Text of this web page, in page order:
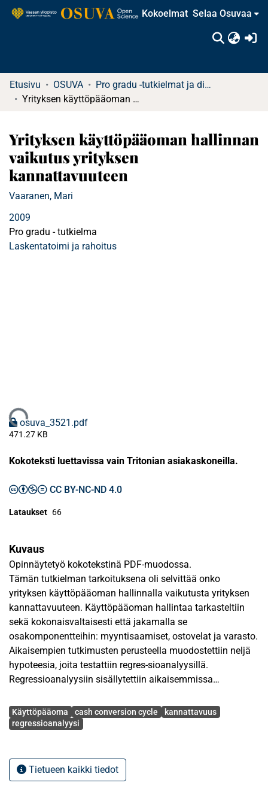
Kokoelmat Selaa Osuvaa
Etusivu OSUVA
Pro gradu -tutkielmat ja diplomityöt (rajattu saatavuus)
Yrityksen käyttöpääoman hallinnan vaikutus yrityksen kannattavuuteen
Yrityksen käyttöpääoman hallinnan
vaikutus yrityksen
kannattavuuteen
Vaaranen, Mari
2009
Pro gradu - tutkielma
Laskentatoimi ja rahoitus
Ladataan...osuva_3521.pdf
471.27 KB
Kokoteksti luettavissa vain Tritonian asiakaskoneilla.
CC BY-NC-ND 4.0
Lataukset 66
Kuvaus
Opinnäytetyö kokotekstinä PDF-muodossa.
Tämän tutkielman tarkoituksena oli selvittää onko
yrityksen käyttöpääoman hallinnalla vaikutusta yrityksen
kannattavuuteen. Käyttöpääoman hallintaa tarkasteltiin
sekä kokonaisvaltaisesti että jakamalla se
osakomponentteihin: myyntisaamiset, ostovelat ja varasto.
Aikaisempien tutkimusten perusteella muodostettiin neljä
hypoteesia, joita testattiin regres-sioanalyysillä.
Regressioanalyysiin sisällytettiin aikaisemmissa
tekijöitä, mutta tarkastelun kohteena olivat erityisesti
käyttöpääoman hallintaa kuvaavat muuttujat. Nämä
conversion cycle (CCC), joka kuvaa käyttöpääoman
hallintaa kokonaisvaltaisesti.
Avainsanat
Käyttöpääoma cash conversion cycle
kannattavuus
regressioanalyysi
Tietueen kaikki tiedot